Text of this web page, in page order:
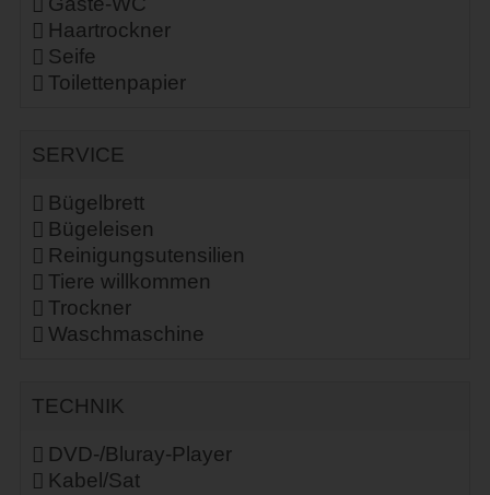
Haartrockner
Seife
Toilettenpapier
SERVICE
Bügelbrett
Bügeleisen
Reinigungsutensilien
Tiere willkommen
Trockner
Waschmaschine
TECHNIK
DVD-/Bluray-Player
Kabel/Sat